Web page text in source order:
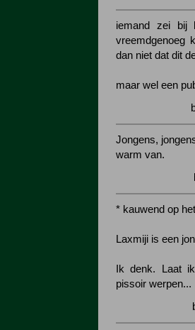
iemand zei bij
vreemdgenoeg
dan niet dat dit
maar wel een
Jongens,
warm van.
* kauwend op
Laxmiji is een
Ik denk. Laat
pissoir werpen...